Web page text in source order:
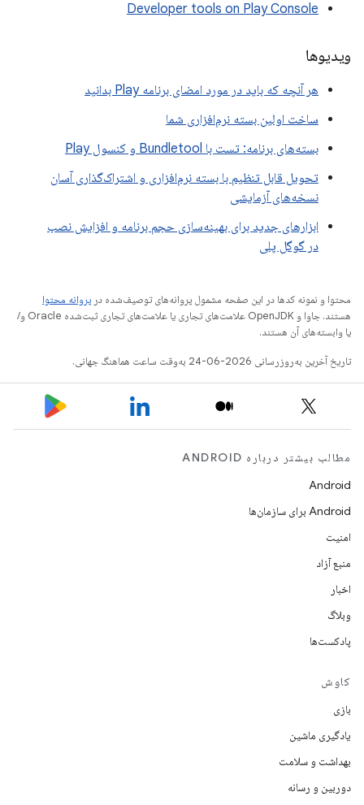
Developer tools on Play Console
ویدیوها
هر آنچه که باید در مورد امضای برنامه Play بدانید
ساخت اولین بسته نرم‌افزاری شما
بسته‌های برنامه: تست با Bundletool و کنسول Play
تحویل قابل تنظیم با بسته نرم‌افزاری و اشتراک‌گذاری آسان
نسخه‌های آزمایشی
ابزارهای جدید برای بهینه‌سازی حجم برنامه و افزایش نصب
در گوگل پلی
محتوا و نمونه کدها در این صفحه مشمول پروانه‌های توصیف‌شده در پروانه محتوا
هستند. جاوا و OpenJDK علامت‌های تجاری یا علامت‌های تجاری ثبت‌شده Oracle و/
یا وابسته‌های آن هستند.
تاریخ آخرین به‌روزرسانی 2026-06-24 به‌وقت ساعت هماهنگ جهانی.
مطالب بیشتر درباره ANDROID
Android
Android برای سازمان‌ها
امنیت
منبع آزاد
اخبار
وبلاگ
پادکست‌ها
کاوش
بازی
یادگیری ماشین
بهداشت و سلامت
دوربین و رسانه